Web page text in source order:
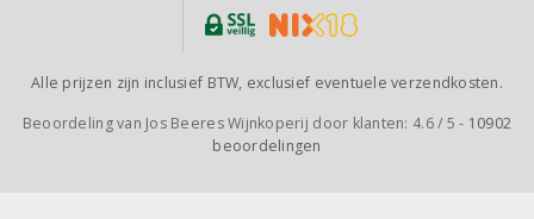
Alle prijzen zijn inclusief BTW, exclusief eventuele verzendkosten.
Beoordeling van Jos Beeres Wijnkoperij door klanten: 4.6/ 5 - 10902
beoordelingen